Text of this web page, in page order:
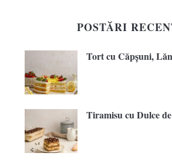
POSTĂRI
Tort cu Căpșuni,
Tiramisu cu Dulce